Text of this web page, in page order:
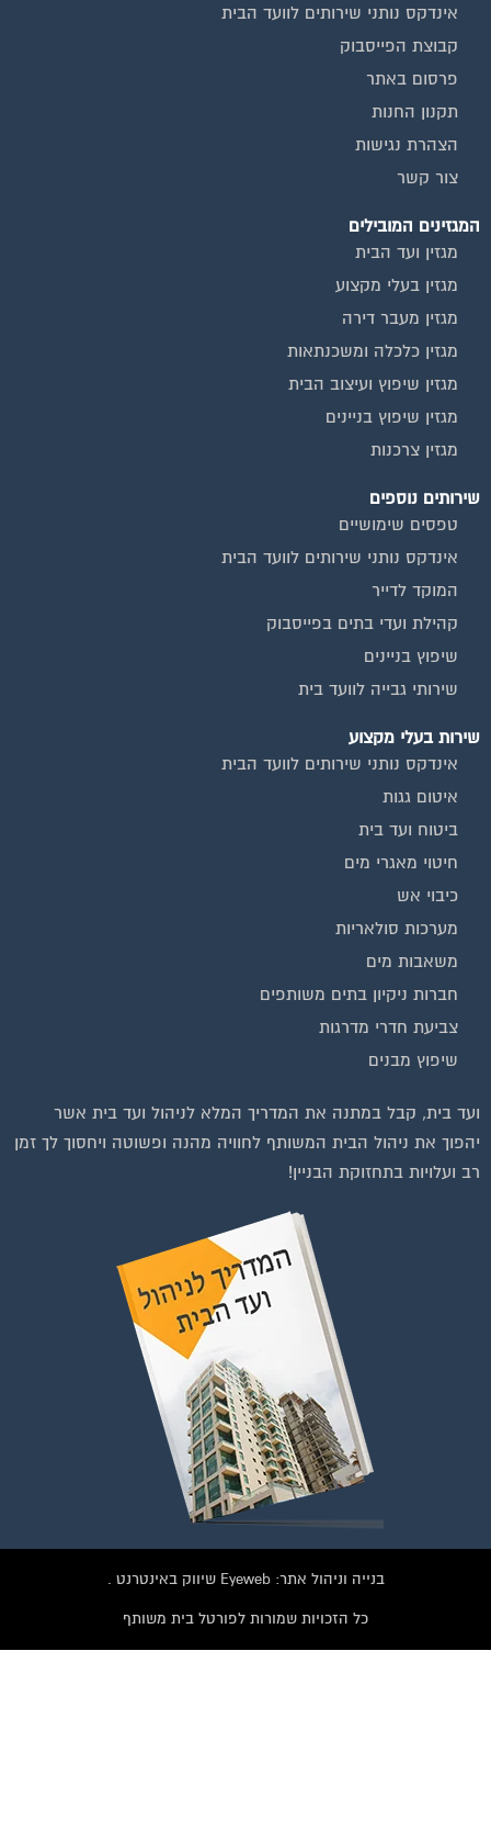
אינדקס נותני שירותים לוועד הבית
קבוצת הפייסבוק
פרסום באתר
תקנון החנות
הצהרת נגישות
צור קשר
המגזינים המובילים
מגזין ועד הבית
מגזין בעלי מקצוע
מגזין מעבר דירה
מגזין כלכלה ומשכנתאות
מגזין שיפוץ ועיצוב הבית
מגזין שיפוץ בניינים
מגזין צרכנות
שירותים נוספים
טפסים שימושיים
אינדקס נותני שירותים לוועד הבית
המוקד לדייר
קהילת ועדי בתים בפייסבוק
שיפוץ בניינים
שירותי גבייה לוועד בית
שירות בעלי מקצוע
אינדקס נותני שירותים לוועד הבית
איטום גגות
ביטוח ועד בית
חיטוי מאגרי מים
כיבוי אש
מערכות סולאריות
משאבות מים
חברות ניקיון בתים משותפים
צביעת חדרי מדרגות
שיפוץ מבנים
ועד בית, קבל במתנה את המדריך המלא לניהול ועד בית אשר
יהפוך את ניהול הבית המשותף לחוויה מהנה ופשוטה ויחסוך לך זמן
רב ועלויות בתחזוקת הבניין!
בנייה וניהול אתר: Eyeweb שיווק באינטרנט .
כל הזכויות שמורות לפורטל בית משותף
וועדי בתים ודיירים
הצטרפו עכשיו לקבוצת
הגדולה בישראל
הנותנת מענה לבעיות
הדיור בבית המשותף!!!
לחצו על התמונה או על הכפתור ושלחו בקשת הצטרפות בדף
לחץ למעבר לקבוצה